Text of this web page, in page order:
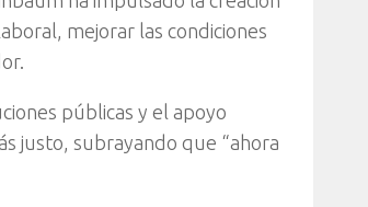
mejorar las condiciones
públicas y el apoyo
justo, subrayando que “ahora